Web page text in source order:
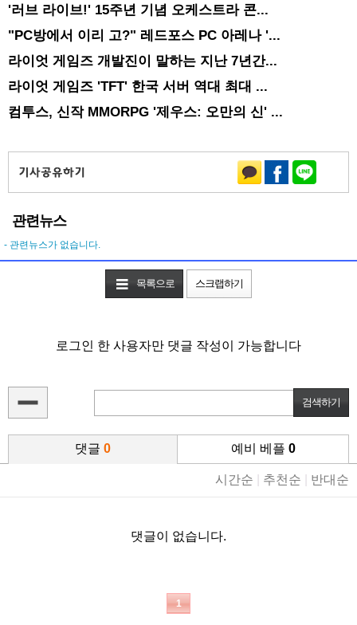
'러브 라이브!' 15주년 기념 오케스트라 콘...
"PC방에서 이리 고?" 레드포스 PC 아레나 '...
라이엇 게임즈 개발진이 말하는 지난 7년간...
라이엇 게임즈 'TFT' 한국 서버 역대 최대 ...
컴투스, 신작 MMORPG '제우스: 오만의 신' ...
관련뉴스
- 관련뉴스가 없습니다.
목록으로 스크랩하기
로그인 한 사용자만 댓글 작성이 가능합니다
댓글 0 예비 베플 0
시간순 추천순 반대순
댓글이 없습니다.
1